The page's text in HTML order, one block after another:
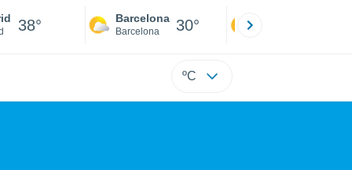
38° Barcelona
Barcelona 30°
ºC